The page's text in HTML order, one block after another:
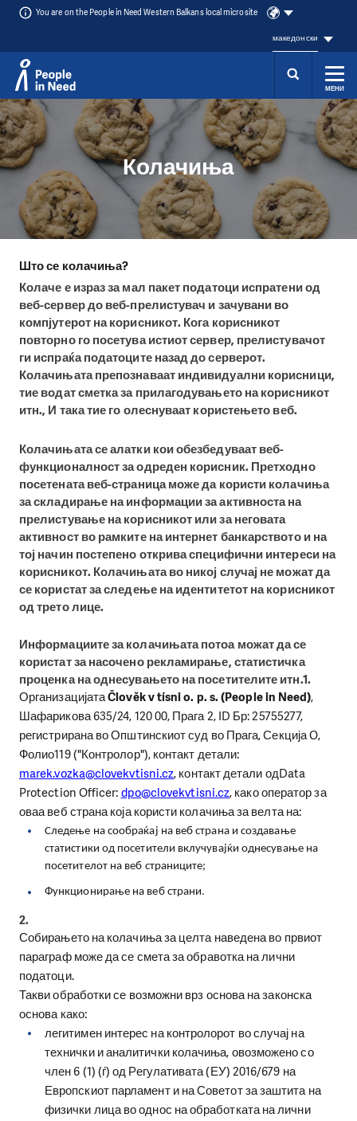
Přeskočit na obsah
You are on the People in Need Western Balkans local microsite
македонски
МЕНИ
Колачиња
Што се колачиња?
Колаче е израз за мал пакет податоци испратени од
веб-сервер до веб-прелистувач и зачувани во
компјутерот на корисникот. Кога корисникот
повторно го посетува истиот сервер, прелистувачот
ги испраќа податоците назад до серверот.
Колачињата препознаваат индивидуални корисници,
тие водат сметка за прилагодувањето на корисникот
итн., И така тие го олеснуваат користењето веб.
Колачињата се алатки кои обезбедуваат веб-
функционалност за одреден корисник. Претходно
посетената веб-страница може да користи колачиња
за складирање на информации за активноста на
прелистување на корисникот или за неговата
активност во рамките на интернет банкарството и на
тој начин постепено открива специфични интереси на
корисникот. Колачињата во никој случај не можат да
се користат за следење на идентитетот на корисникот
од трето лице.
Информациите за колачињата потоа можат да се
користат за насочено рекламирање, статистичка
проценка на однесувањето на посетителите итн.1.
ОрганизацијатаČlověk v tísni o. p. s. (People in Need),
Шафарикова635/24, 120 00, Прага2, ID Бр: 25755277,
регистрирана во Општинскиот суд во Прага,СекцијаO,
Фолио119 ("Контролор"), контакт детали:
marek.vozka@clovekvtisni.cz, контакт детали одData
Protection Officer: dpo@clovekvtisni.cz, како оператор за
оваа веб страна која користи колачиња за велта на:
Следење на сообраќај на веб страна и создавање
статистики од посетители вклучувајќи однесување на
посетителот на веб страниците;
Функционирање на веб страни.
2.
Собирањето на колачиња за целта наведена во првиот
параграф може да се смета за обравотка на лични
податоци.
Такви обработки се возможни врз основа на законска
основа како:
легитимен интерес на контролорот во случај на
технички и аналитички колачиња, овозможено со
член 6 (1) (ѓ) од Регулативата (ЕУ) 2016/679 на
Европскиот парламент и на Советот за заштита на
физички лица во однос на обработката на лични